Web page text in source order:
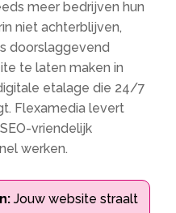
meer bedrijven hun
niet achterblijven,
doorslaggevend
te laten maken in
etalage die 24/7
Flexamedia levert
vriendelijk
werken.
Jouw website straalt